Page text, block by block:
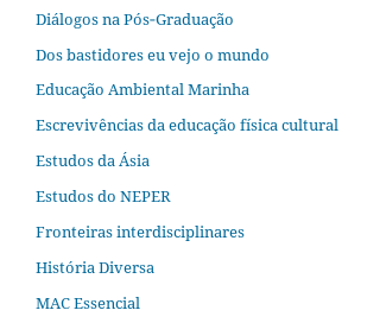
Diálogos na Pós‐Graduação
Dos bastidores eu vejo o mundo
Educação Ambiental Marinha
Escrevivências da educação física cultural
Estudos da Ásia​
Estudos do NEPER
Fronteiras interdisciplinares
História Diversa
MAC Essencial